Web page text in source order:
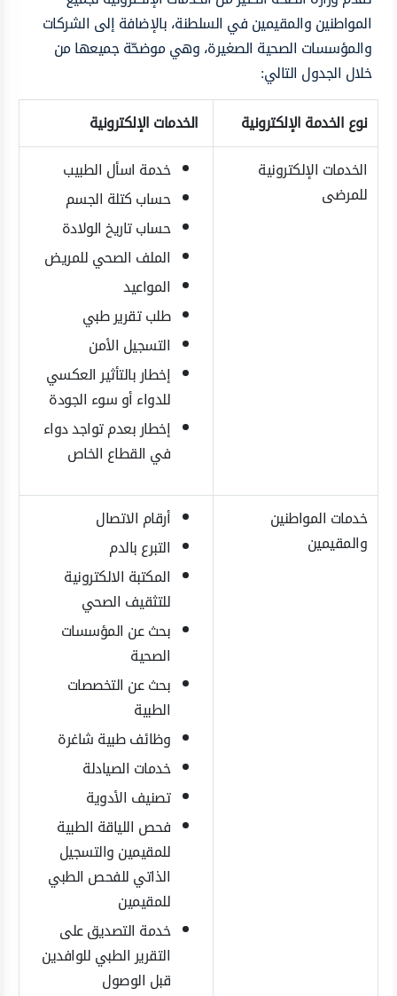
المواطنين والمقيمين في السلطنة، بالإضافة إلى الشركات
والمؤسسات الصحية الصغيرة، وهي موضحّة جميعها من
خلال الجدول التالي:
نوع الخدمة الإلكترونية
الخدمات الإلكترونية
الخدمات الإلكترونية
للمرضى
خدمة اسأل الطبيب
حساب كتلة الجسم
حساب تاريخ الولادة
الملف الصحي للمريض
المواعيد
طلب تقرير طبي
التسجيل الأمن
إخطار بالتأثير العكسي
للدواء أو سوء الجودة
إخطار بعدم تواجد دواء
في القطاع الخاص
خدمات المواطنين
والمقيمين
أرقام الاتصال
التبرع بالدم
المكتبة الالكترونية
للتثقيف الصحي
بحث عن المؤسسات
الصحية
بحث عن التخصصات
الطبية
وظائف طبية شاغرة
خدمات الصيادلة
تصنيف الأدوية
فحص اللياقة الطبية
للمقيمين والتسجيل
الذاتي للفحص الطبي
للمقيمين
خدمة التصديق على
التقرير الطبي للوافدين
قبل الوصول